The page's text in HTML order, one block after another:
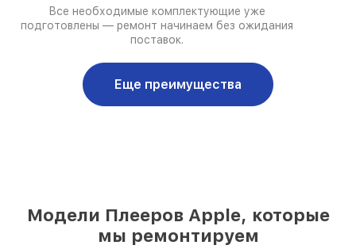
Все необходимые комплектующие уже
подготовлены — ремонт начинаем без ожидания
поставок.
Еще преимущества
Модели Плееров Apple, которые
мы ремонтируем